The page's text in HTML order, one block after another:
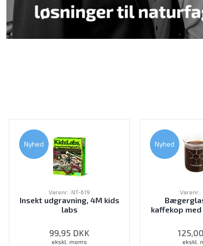
Nyhed
Varenr.: NT-619
Insekt udgravning, 4M kids
labs
99,95 DKK
ekskl. moms
Nyhed
Varenr.:
kaffekop
125,00
ekskl.